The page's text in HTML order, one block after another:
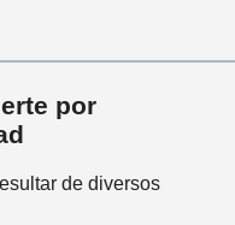
por
de diversos